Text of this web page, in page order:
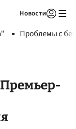
Новости
Проблемы с